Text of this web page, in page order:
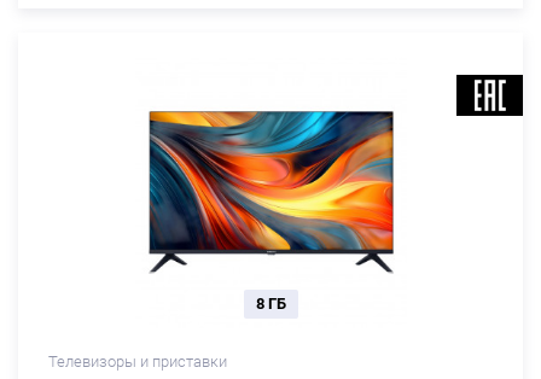
Телевизоры и приставки
8 ГБ